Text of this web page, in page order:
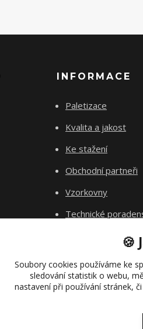
INFORMACE
Paletizace
Kvalita a jakost
Ke stažení
Obchodní partneři
Vzorkovny
Technické
🍪
Soubory cookies používáme ke
sledování statistik o webu,
nastavení při používání stránek,